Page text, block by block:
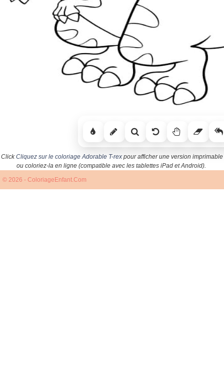
ClickCliquez sur le coloriage Adorable T-rex pour afficher une version imprimable
ou coloriez-la en ligne (compatible avec les tablettes iPad et Android).
© 2026 - ColoriageEnfant.Com